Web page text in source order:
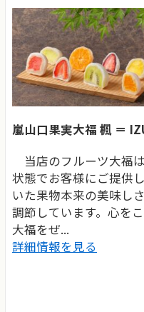
嵐山口果実大福 楓 ＝
当店のフルーツ大福
状態でお客様にご提供
いた果物本来の美味し
調節しています。心を
大福をぜ...
詳細情報を見る